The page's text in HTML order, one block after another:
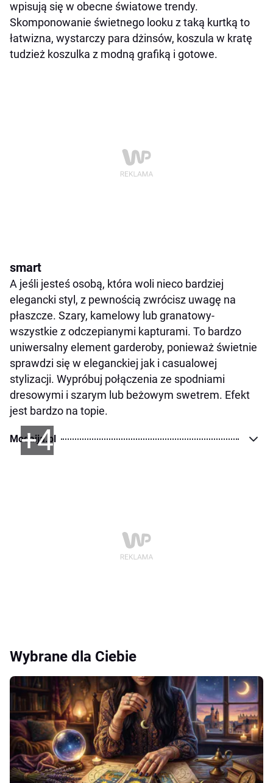
wpisują się w obecne światowe trendy.
Skomponowanie świetnego looku z taką kurtką to
łatwizna, wystarczy para dżinsów, koszula w kratę
tudzież koszulka z modną grafiką i gotowe.
smart
A jeśli jesteś osobą, która woli nieco bardziej
elegancki styl, z pewnością zwrócisz uwagę na
płaszcze. Szary, kamelowy lub granatowy-
wszystkie z odczepianymi kapturami. To bardzo
uniwersalny element garderoby, ponieważ świetnie
sprawdzi się w eleganckiej jak i casualowej
stylizacji. Wypróbuj połączenia ze spodniami
dresowymi i szarym lub beżowym swetrem. Efekt
jest bardzo na topie.
+4
Modaija.pl
Wybrane dla Ciebie